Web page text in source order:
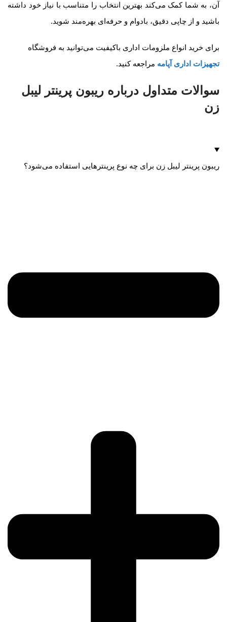
آن، به شما کمک می‌کند بهترین انتخاب را متناسب با نیاز خود داشته
باشید و از چاپی دقیق، بادوام و حرفه‌ای بهره‌مند شوید.
برای خرید انواع ملزومات اداری باکیفیت می‌توانید به فروشگاه
تجهیزات اداری آپامه مراجعه کنید.
سوالات متداول درباره ریبون پرینتر لیبل
زن
ریبون پرینتر لیبل زن برای چه نوع پرینترهایی استفاده می‌شود؟